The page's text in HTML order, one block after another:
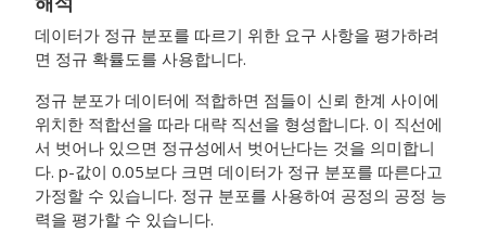
데이터가 정규 분포를 따르기 위한 요구 사항을 평가하려
면 정규 확률도를 사용합니다.
정규 분포가 데이터에 적합하면 점들이 신뢰 한계 사이에
위치한 적합선을 따라 대략 직선을 형성합니다. 이 직선에
서 벗어나 있으면 정규성에서 벗어난다는 것을 의미합니
다. p-값이 0.05보다 크면 데이터가 정규 분포를 따른다고
가정할 수 있습니다. 정규 분포를 사용하여 공정의 공정 능
력을 평가할 수 있습니다.